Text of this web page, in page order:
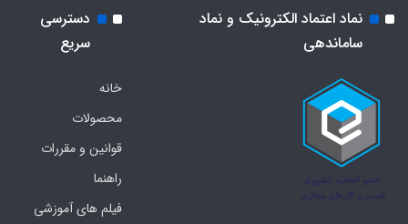
نماد اعتماد الکترونیک و نماد
ساماندهی
دسترسی
سریع
خانه
محصولات
قوانین و مقررات
راهنما
فیلم های آموزشی